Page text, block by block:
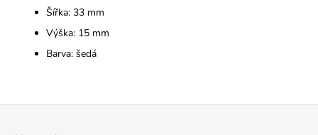
Šířka: 33 mm
Výška: 15 mm
Barva: šedá